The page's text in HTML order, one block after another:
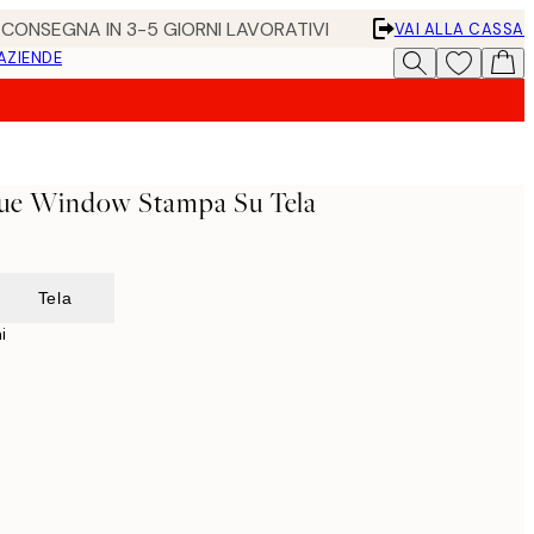
IN 3-5 GIORNI LAVORATIVI
VAI ALLA CASSA
Window Stampa Su Tela
Tela